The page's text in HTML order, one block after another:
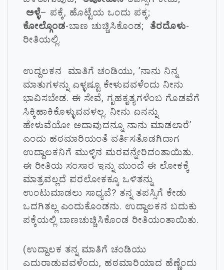
ಅಳ್ಳೆ– ಪಕ್ಕೆ, ಹೊಟ್ಟೆಯ ಒಂದು ಪಕ್ಕ;
ಕೋಲ್ಗೊಂಡ-ಬಾಣ ಚುಚ್ಚಿಸಿಕೊಂಡ; ತೆರದೊಳು-
ರೀತಿಯಲ್ಲಿ.
ಉದ್ದಲಕನ ಮಾತಿಗೆ ಚಂಡಿಯು, ’ನಾನು ನಿನ್ನ
ಮಾತುಗಳನ್ನು ಎಳ್ಳಷ್ಟೂ ಕೇಳುವವಳೆಂದು ನೀನು
ಭಾವಿಸಬೇಡ. ಈ ಸೇವೆ, ಗೃಹಕೃತ್ಯಗಳೆಂಬ ಗೊಡವೆಗೆ
ಸಿಕ್ಕಿಹಾಕಿಕೊಳ್ಳುವವಳಲ್ಲ. ನೀನು ಏನನ್ನು
ಹೇಳುವೆಯೋ ಅದಾವುದನ್ನೂ ನಾನು ಮಾಡಲಾರೆ’
ಎಂದು ಹಠಮಾರಿಯಂತೆ ವರ್ತಿಸತೊಡಗಿದಾಗ
ಉದ್ದಾಲಕನಿಗೆ ಮುಳ್ಳಿನ ಮರವನ್ನೇರಿದಂತಾಯಿತು.
ಈ ರೀತಿಯ ಸಂಸಾರ ಇನ್ನು ಮುಂದೆ ಈ ಲೋಕಕ್ಕೆ
ಮಾತ್ರವಲ್ಲದೆ ಪರಲೋಕಕ್ಕೂ ಒಳಿತನ್ನು
ಉಂಟುಮಾಡಲು ಸಾಧ್ಯವೆ? ತನ್ನ ತಪಸ್ಸಿಗೆ ಕೇಡು
ಒದಗಿತಲ್ಲ ಎಂದುಕೊಂಡನು. ಉದ್ದಾಲಕನ ಬದುಕು
ಪಕ್ಕೆಯಲ್ಲಿ ಬಾಣಚುಚ್ಚಿಸಿಕೊಂಡ ರೀತಿಯಂತಾಯಿತು.
(ಉದ್ದಾಲಕ ತನ್ನ ಮಾತಿಗೆ ಚಂಡಿಯು
ಎದುರಾಡುವವಳೆಂದು, ಹಠಮಾರಿಯಾದ ಹೆಣ್ಣೆಂದು